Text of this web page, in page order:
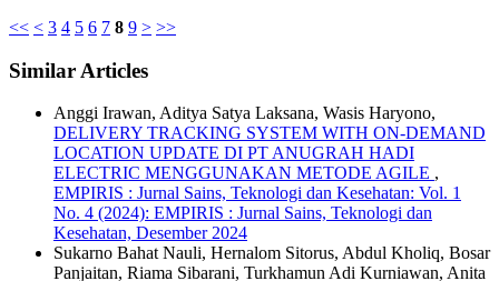
<< < 3 4 5 6 7 8 9 > >>
Similar Articles
Anggi Irawan, Aditya Satya Laksana, Wasis Haryono,
DELIVERY TRACKING SYSTEM WITH ON-DEMAND
LOCATION UPDATE DI PT ANUGRAH HADI
ELECTRIC MENGGUNAKAN METODE AGILE ,
EMPIRIS : Jurnal Sains, Teknologi dan Kesehatan: Vol. 1
No. 4 (2024): EMPIRIS : Jurnal Sains, Teknologi dan
Kesehatan, Desember 2024
Sukarno Bahat Nauli, Hernalom Sitorus, Abdul Kholiq, Bosar
Panjaitan, Riama Sibarani, Turkhamun Adi Kurniawan, Anita